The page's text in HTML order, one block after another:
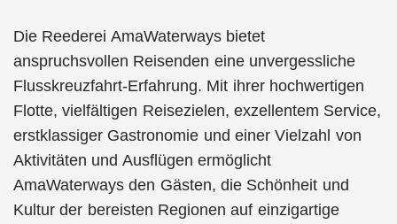
Die Reederei AmaWaterways bietet
anspruchsvollen Reisenden eine unvergessliche
Flusskreuzfahrt-Erfahrung. Mit ihrer hochwertigen
Flotte, vielfältigen Reisezielen, exzellentem Service,
erstklassiger Gastronomie und einer Vielzahl von
Aktivitäten und Ausflügen ermöglicht
AmaWaterways den Gästen, die Schönheit und
Kultur der bereisten Regionen auf einzigartige